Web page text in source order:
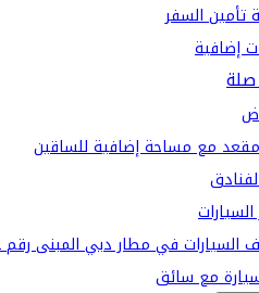
تأمين السفر
إضافية
مقعد مع مساحة إضافية للساقين
السيارات
السيارات في مطار دبي المبنى رقم 2
مع سائق